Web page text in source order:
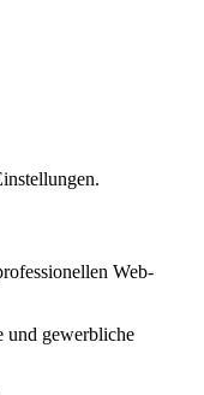
Web-
und gewerbliche